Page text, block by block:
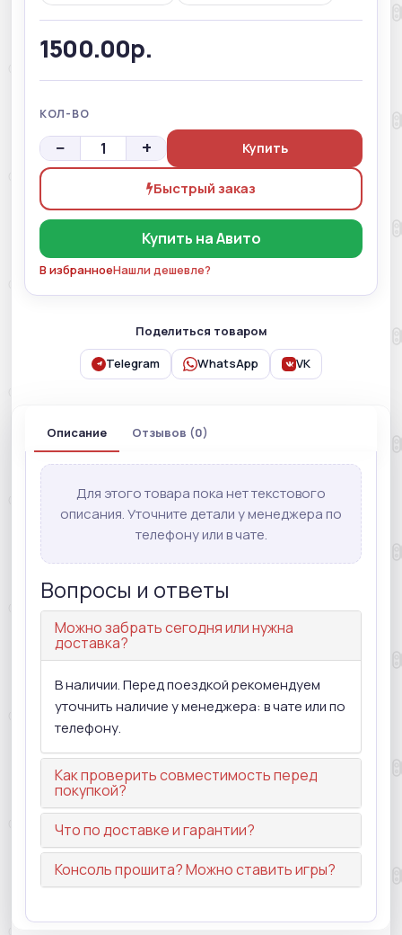
1500.00р.
КОЛ-ВО
− + Купить
Быстрый заказ
Купить на Авито
В избранноеНашли дешевле?
Поделиться товаром
Telegram WhatsApp VK
Описание Отзывов (0)
Для этого товара пока нет текстового
описания. Уточните детали у менеджера по
телефону или в чате.
Вопросы и ответы
Можно забрать сегодня или нужна
доставка?
В наличии. Перед поездкой рекомендуем
уточнить наличие у менеджера: в чате или по
телефону.
Как проверить совместимость перед
покупкой?
Что по доставке и гарантии?
Консоль прошита? Можно ставить игры?